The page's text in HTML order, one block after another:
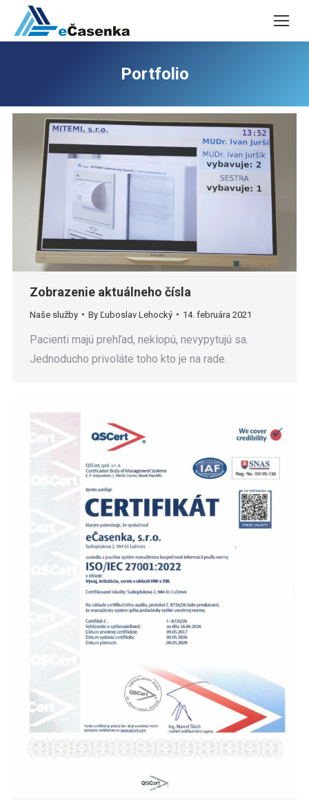
Portfolio
Zobrazenie aktuálneho čísla
Naše služby By Ľuboslav Lehocký 14. februára 2021
Pacienti majú prehľad, neklopú, nevypytujú sa.
Jednoducho privoláte toho kto je na rade.